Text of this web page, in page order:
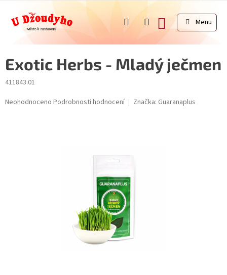
obsah
NÁKUPNÍ
KOŠÍK
Exotic Herbs - Mladý ječmen
411843.01
Průměrné
Neohodnoceno Podrobnosti hodnocení Značka: Guaranaplus